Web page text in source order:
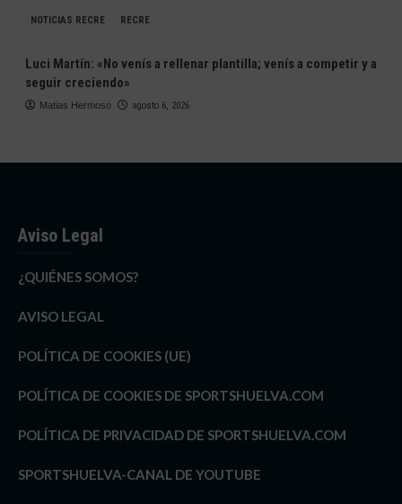
NOTICIAS RECRE RECRE
Luci Martín: «No venís a rellenar plantilla; venís a competir y a
seguir creciendo»
Matias Hermoso agosto 6, 2026
Aviso Legal
¿QUIÉNES SOMOS?
AVISO LEGAL
POLÍTICA DE COOKIES (UE)
POLÍTICA DE COOKIES DE SPORTSHUELVA.COM
POLÍTICA DE PRIVACIDAD DE SPORTSHUELVA.COM
SPORTSHUELVA-CANAL DE YOUTUBE